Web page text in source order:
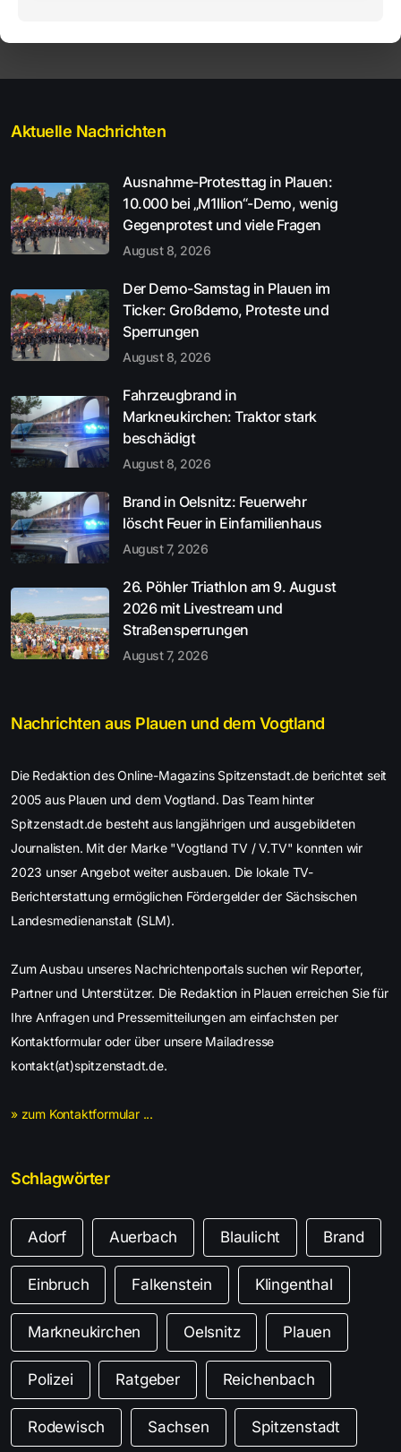
Aktuelle Nachrichten
Ausnahme-Protesttag in Plauen:
10.000 bei „M1llion“-Demo, wenig
Gegenprotest und viele Fragen
August 8, 2026
Der Demo-Samstag in Plauen im
Ticker: Großdemo, Proteste und
Sperrungen
August 8, 2026
Fahrzeugbrand in
Markneukirchen: Traktor stark
beschädigt
August 8, 2026
Brand in Oelsnitz: Feuerwehr
löscht Feuer in Einfamilienhaus
August 7, 2026
26. Pöhler Triathlon am 9. August
2026 mit Livestream und
Straßensperrungen
August 7, 2026
Nachrichten aus Plauen und dem Vogtland
Die Redaktion des Online-Magazins Spitzenstadt.de berichtet seit
2005 aus Plauen und dem Vogtland. Das Team hinter
Spitzenstadt.de besteht aus langjährigen und ausgebildeten
Journalisten. Mit der Marke "Vogtland TV / V.TV" konnten wir
2023 unser Angebot weiter ausbauen. Die lokale TV-
Berichterstattung ermöglichen Fördergelder der Sächsischen
Landesmedienanstalt (SLM).
Zum Ausbau unseres Nachrichtenportals suchen wir Reporter,
Partner und Unterstützer. Die Redaktion in Plauen erreichen Sie für
Ihre Anfragen und Pressemitteilungen am einfachsten per
Kontaktformular oder über unsere Mailadresse
kontakt(at)spitzenstadt.de.
» zum Kontaktformular ...
Schlagwörter
Adorf Auerbach Blaulicht Brand
Einbruch Falkenstein Klingenthal
Markneukirchen Oelsnitz Plauen
Polizei Ratgeber Reichenbach
Rodewisch Sachsen Spitzenstadt